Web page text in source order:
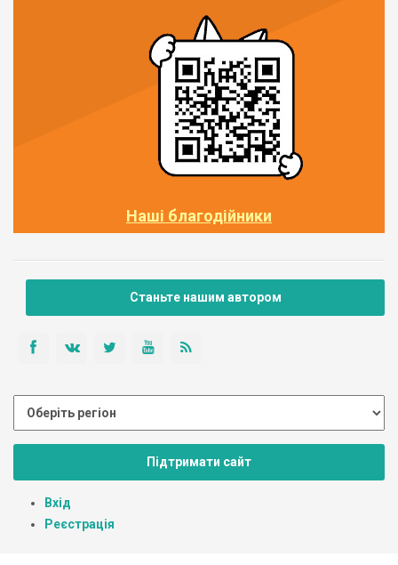
Наші благодійники
Станьте нашим автором
Підтримати сайт
Вхід
Реєстрація